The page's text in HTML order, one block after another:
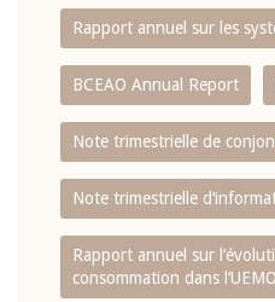
Rapport annuel sur les
BCEAO Annual Report
Note trimestrielle de
Note trimestrielle
Rapport annuel sur
consommation dans